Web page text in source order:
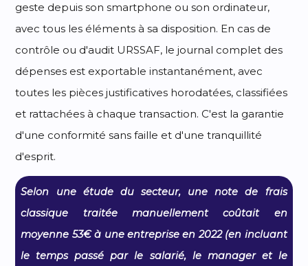
geste depuis son smartphone ou son ordinateur,
avec tous les éléments à sa disposition. En cas de
contrôle ou d'audit URSSAF, le journal complet des
dépenses est exportable instantanément, avec
toutes les pièces justificatives horodatées, classifiées
et rattachées à chaque transaction. C'est la garantie
d'une conformité sans faille et d'une tranquillité
d'esprit.
Selon une étude du secteur, une note de frais
classique traitée manuellement coûtait en
moyenne 53€ à une entreprise en 2022 (en incluant
le temps passé par le salarié, le manager et le